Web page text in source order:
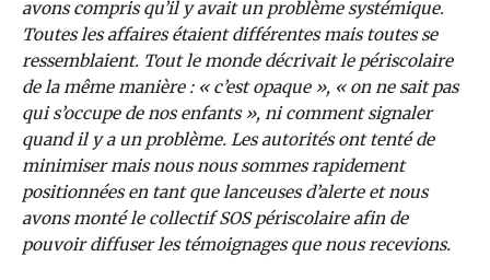
avons compris qu’il y avait un problème systémique.
Toutes les affaires étaient différentes mais toutes se
ressemblaient. Tout le monde décrivait le périscolaire
de la même manière : « c’est opaque », « on ne sait pas
qui s’occupe de nos enfants », ni comment signaler
quand il y a un problème. Les autorités ont tenté de
minimiser mais nous nous sommes rapidement
positionnées en tant que lanceuses d’alerte et nous
avons monté le collectif SOS périscolaire afin de
pouvoir diffuser les témoignages que nous recevions.